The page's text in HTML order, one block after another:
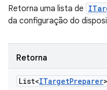
Retorna uma lista de
da configuração do
Retorna
List<ITargetPreparer>